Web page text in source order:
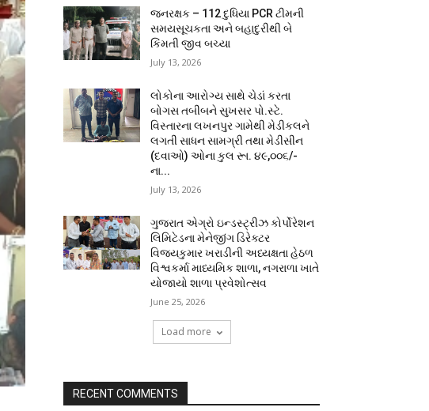
જનરક્ષક – 112 દુધિયા PCR ટીમની
સમયસૂચકતા અને બહાદુરીથી બે
કિંમતી જીવ બચ્યા
July 13, 2026
લોકોના આરોગ્ય સાથે ચેડાં કરતા
બોગસ તબીબને સુખસર પો.સ્ટે.
વિસ્તારના લખનપુર ગામેથી મેડીકલને
લગતી સાધન સામગ્રી તથા મેડીસીન
(દવાઓ) ઓના કુલ રૂા. ૪૯,૦૦૬/-
ના...
July 13, 2026
ગુજરાત એગ્રો ઇન્ડસ્ટ્રીઝ કોર્પોરેશન
લિમિટેડના મેનેજીંગ ડિરેક્ટર
વિજયકુમાર ખરાડીની અધ્યક્ષતા હેઠળ
વિશ્વકર્મા માધ્યમિક શાળા, નગરાળા ખાતે
યોજાયો શાળા પ્રવેશોત્સવ
June 25, 2026
Load more
RECENT COMMENTS